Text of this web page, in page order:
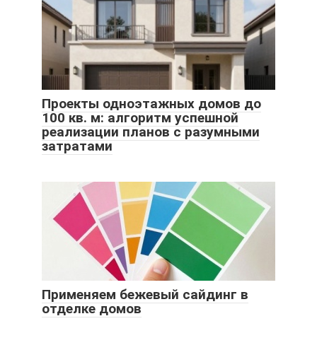
Проекты одноэтажных домов до
100 кв. м: алгоритм успешной
реализации планов с разумными
затратами
Применяем бежевый сайдинг в
отделке домов